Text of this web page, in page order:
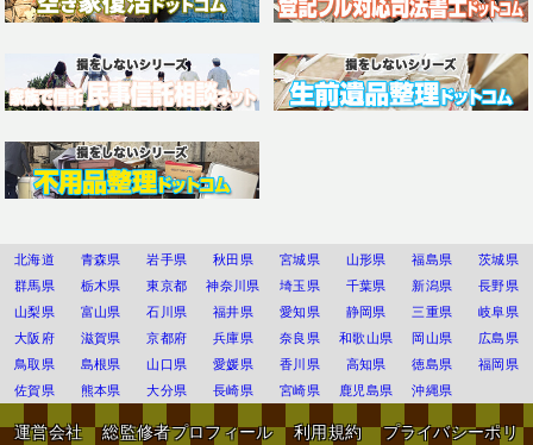
北海道 青森県 岩手県 秋田県 宮城県 山形県 福島県
茨城県
群馬県
栃木県 東京都 神奈川県 埼玉県 千葉県 新潟県
長野県
山梨県
富山県 石川県 福井県 愛知県 静岡県 三重県
岐阜県
大阪府
滋賀県 京都府 兵庫県 奈良県 和歌山県 岡山県
広島県
鳥取県
島根県 山口県 愛媛県 香川県 高知県 徳島県
福岡県
佐賀県
熊本県 大分県 長崎県 宮崎県 鹿児島県 沖縄県
運営会社 総監修者プロフィール 利用規約 プライバシーポリ